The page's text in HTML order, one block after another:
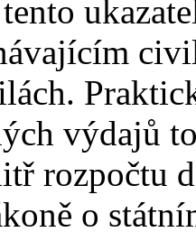
výdajů
rozpočtu
o